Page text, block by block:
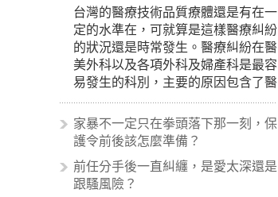
台灣的醫療技術品質療體還是有在一
定的水準在，可就算是這樣醫療糾紛
的狀況還是時常發生。醫療糾紛在醫
美外科以及各項外科及婦產科是最容
易發生的科別，主要的原因包含了醫
生未盡告知義務、醫療處置疏失、手
術疏失、術後照顧失當、醫療費用的
收取。雖然醫學進步，但醫生與病患
案例中最後都走向訴訟流程，我們如
果不幸遇到相關醫療糾紛時究竟該怎
家暴不一定只在拳頭落下那一刻，保
護令前後該怎麼準備？
前任分手後一直糾纏，是愛太深還是
跟騷風險？